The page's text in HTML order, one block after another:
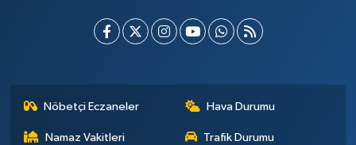
Nöbetçi Eczaneler Hava Durumu
Namaz Vakitleri Trafik Durumu